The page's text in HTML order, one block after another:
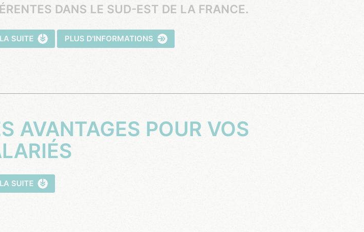
DANS LE SUD-EST DE LA FRANCE.
LA SUITE PLUS D'INFORMATIONS
LA SUITE